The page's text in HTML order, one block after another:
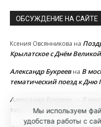
ОБСУЖДЕНИЕ НА САЙТЕ
Ксения Овсянникова на
Крылатское с Днём
Александр Букреевна В
тематический поезд к Дню
Александр Букреев
В
тематический поезд к Дню
Мы используем
удобства работы с